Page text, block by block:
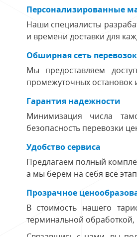
Персонализированные
Наши специалисты
и времени доставки для
Обширная сеть перевозок
Мы предоставляем
промежуточных
Гарантия надежности
Минимизация числа
безопасность перевозки
Удобство сервиса
Предлагаем полный
а мы берем на себя все
Прозрачное
В стоимость нашего
терминальной